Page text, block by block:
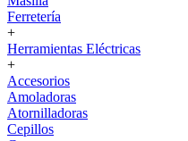
Ferretería
+
Herramientas Eléctricas
+
Accesorios
Amoladoras
Atornilladoras
Cepillos